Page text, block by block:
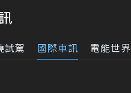
試駕 國際車訊 電能世界